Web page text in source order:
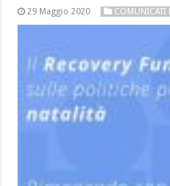
29 Maggio 2020 COMUNICATI